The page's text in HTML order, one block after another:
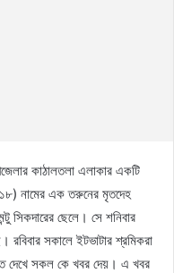
কাঠালতলা এলাকার একটি
(১৮) নামের এক তরুনের মৃতদেহ
সিকদারের ছেলে। সে শনিবার
রবিবার সকালে ইটভাটার শ্রমিকরা
দেখে সকল কে খবর দেয়। এ খবর